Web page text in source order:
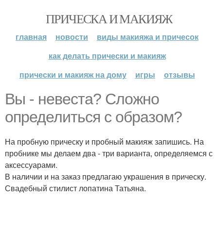
ПРИЧЕСКА И МАКИЯЖ
главная новости
виды макияжа и причесок
как делать прически и макияж
прически и макияж на дому
игры отзывы
Вы - невеста? Сложно
определиться с образом?
На пробную прическу и пробный макияж запишись. На
пробнике мы делаем два - три варианта, определяемся с
аксессуарами.
В наличии и на заказ предлагаю украшения в прическу.
Свадебный стилист лопатина Татьяна.